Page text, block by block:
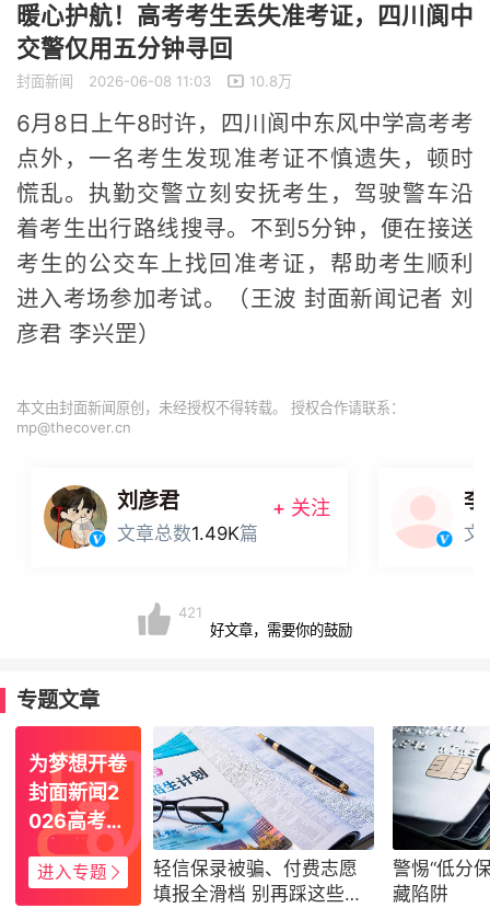
暖心护航！高考考生丢失准考证，四川阆中
交警仅用五分钟寻回
封面新闻 2026-06-08 11:03 10.8万
6月8日上午8时许，四川阆中东风中学高考考
点外，一名考生发现准考证不慎遗失，顿时
慌乱。执勤交警立刻安抚考生，驾驶警车沿
着考生出行路线搜寻。不到5分钟，便在接送
考生的公交车上找回准考证，帮助考生顺利
进入考场参加考试。（王波 封面新闻记者 刘
彦君 李兴罡）
本文由封面新闻原创，未经授权不得转载。 授权合作请联系：
mp@thecover.cn
刘彦君
文章总数1.49K篇
+ 关注 李
文
421
好文章，需要你的鼓励
专题文章
为梦想开卷
封面新闻2
026高考特
别报道
进入专题
轻信保录被骗、付费志愿
填报全滑档 别再踩这些
警惕“低分
藏陷阱